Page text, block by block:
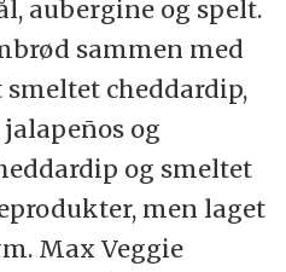
aubergine og spelt.
sammen med
cheddardip,
og
og smeltet
men laget
Max Veggie